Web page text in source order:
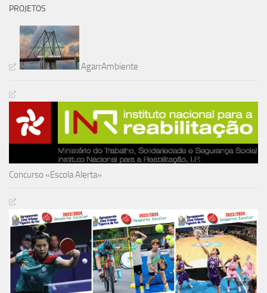
PROJETOS
AgarrAmbiente
Concurso «Escola Alerta»